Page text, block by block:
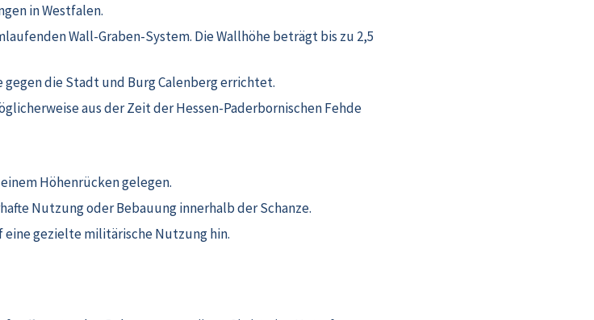
in Westfalen.
Wall-Graben-System. Die Wallhöhe beträgt bis zu 2,5
gegen die Stadt und Burg Calenberg errichtet.
aus der Zeit der Hessen-Paderbornischen Fehde
Höhenrücken gelegen.
Nutzung oder Bebauung innerhalb der Schanze.
gezielte militärische Nutzung hin.